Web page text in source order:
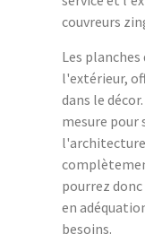
couvreurs
Les
l'extérieur,
dans le
mesure pour
pourrez
en
besoins.